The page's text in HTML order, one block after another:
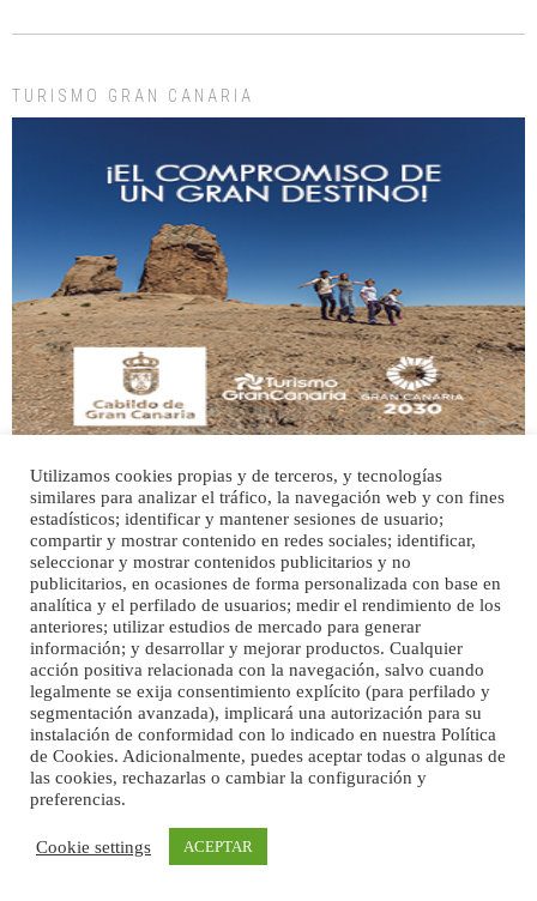
manso y extremadamente cari...
Adopción urgente
Busco adopción responsable para mi perra. Pastor alemán, hembra, 4 años. Por
motivos personales ...
Leales.org » Gran Canaria | 6.7.2025
SHIBA PERDIDO AVDA JOSE MESA Y LOPEZ
PERRO MACHO RAZA SHIBA CON MICROCHIP PERDIDO HOY 06/07/2025 ZONA
MESA Y LOPEZ. ES MUY ASUSTADIZO
Leales.org » Gran Canaria | 6.7.2025
Ninfa perdida
TURISMO GRAN CANARIA
Inicio Publicidad
Utilizamos cookies propias y de terceros, y tecnologías
similares para analizar el tráfico, la navegación web y con fines
estadísticos; identificar y mantener sesiones de usuario;
compartir y mostrar contenido en redes sociales; identificar,
seleccionar y mostrar contenidos publicitarios y no
publicitarios, en ocasiones de forma personalizada con base en
analítica y el perfilado de usuarios; medir el rendimiento de los
anteriores; utilizar estudios de mercado para generar
información; y desarrollar y mejorar productos. Cualquier
acción positiva relacionada con la navegación, salvo cuando
legalmente se exija consentimiento explícito (para perfilado y
segmentación avanzada), implicará una autorización para su
instalación de conformidad con lo indicado en nuestra Política
de Cookies. Adicionalmente, puedes aceptar todas o algunas de
las cookies, rechazarlas o cambiar la configuración y
preferencias.
Cookie settings ACEPTAR